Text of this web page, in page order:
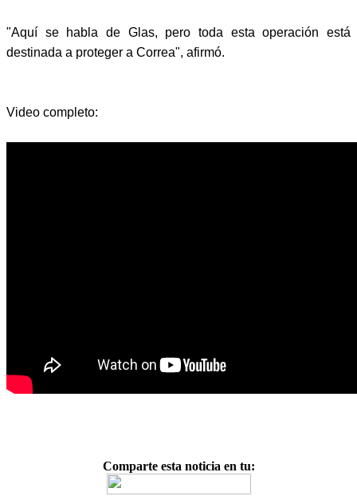
"Aquí se habla de Glas, pero toda esta operación está
destinada a proteger a Correa", afirmó.
Video completo:
Comparte esta noticia en tu: